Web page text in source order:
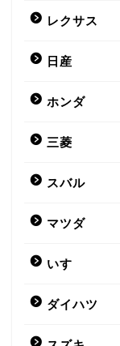
レクサス
日産
ホンダ
三菱
スバル
マツダ
いすゞ
ダイハツ